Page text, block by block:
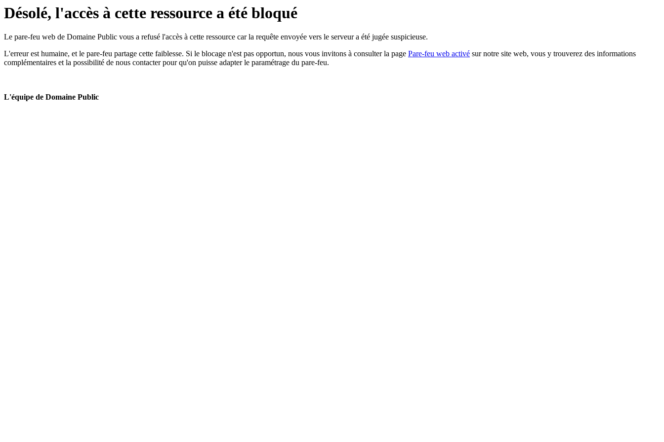
Désolé, l'accès à cette ressource a été bloqué
Le pare-feu web de Domaine Public vous a refusé l'accès à cette ressource car la requête envoyée vers le serveur a été jugée suspicieuse.
L'erreur est humaine, et le pare-feu partage cette faiblesse. Si le blocage n'est pas opportun, nous vous invitons à consulter la page Pare-feu web activé sur notre site web, vous y trouverez des informations
complémentaires et la possibilité de nous contacter pour qu'on puisse adapter le paramétrage du pare-feu.
L'équipe de Domaine Public